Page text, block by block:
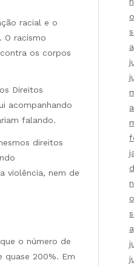
racial e o
O racismo
os corpos
Direitos
acompanhando
falando.
direitos
violência, nem de
o número de
quase 200%. Em